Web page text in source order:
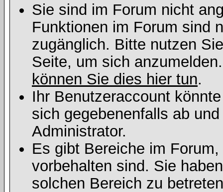
Sie sind im Forum nicht
Funktionen im Forum sind
zugänglich. Bitte nutzen
Seite, um sich
können Sie dies hier tun.
Ihr Benutzeraccount
sich gegebenenfalls ab
Administrator.
Es gibt Bereiche im
vorbehalten sind. Sie
solchen Bereich zu